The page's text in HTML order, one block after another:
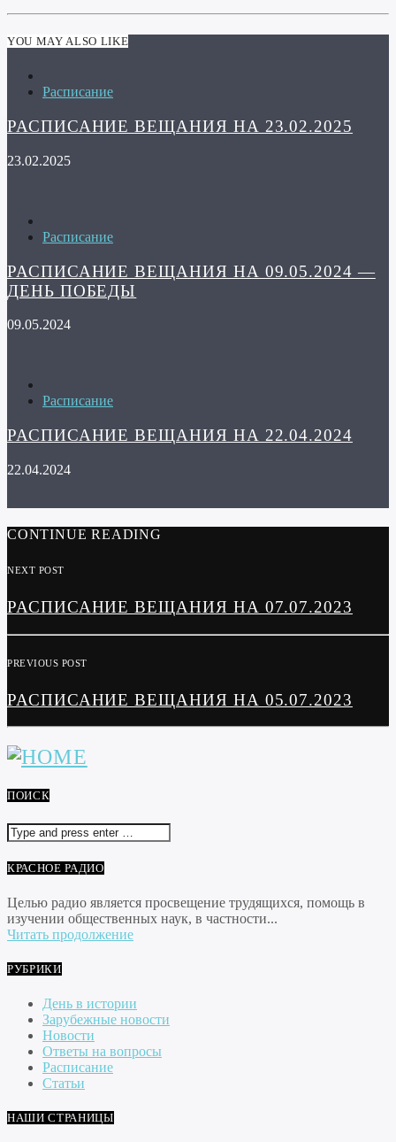
YOU MAY ALSO LIKE
Расписание
РАСПИСАНИЕ ВЕЩАНИЯ НА 23.02.2025
23.02.2025
Расписание
РАСПИСАНИЕ ВЕЩАНИЯ НА 09.05.2024 —
ДЕНЬ ПОБЕДЫ
09.05.2024
Расписание
РАСПИСАНИЕ ВЕЩАНИЯ НА 22.04.2024
22.04.2024
CONTINUE READING
NEXT POST
РАСПИСАНИЕ ВЕЩАНИЯ НА 07.07.2023
PREVIOUS POST
РАСПИСАНИЕ ВЕЩАНИЯ НА 05.07.2023
ПОИСК
КРАСНОЕ РАДИО
Целью радио является просвещение трудящихся, помощь в
изучении общественных наук, в частности...
Читать продолжение
РУБРИКИ
День в истории
Зарубежные новости
Новости
Ответы на вопросы
Расписание
Статьи
НАШИ СТРАНИЦЫ